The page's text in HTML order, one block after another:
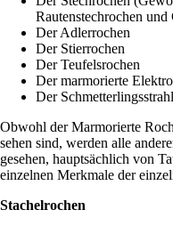
Rautenstechrochen
Der Adlerrochen
Der Stierrochen
Der Teufelsrochen
Der marmorierte
Der Schmetterlingsstrahl
Obwohl der Marmorierte
sehen sind, werden alle
gesehen, hauptsächlich von
einzelnen Merkmale der
Stachelrochen